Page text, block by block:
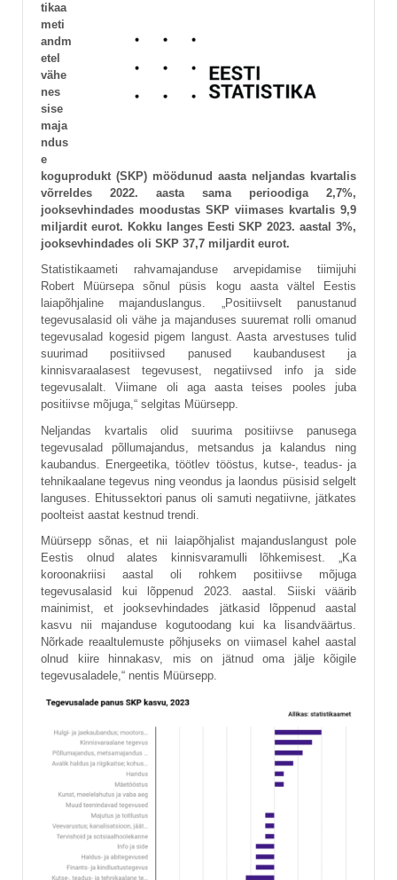
tikaa
meti
andm
etel
vähe
nes
sise
maja
ndus
e
koguprodukt (SKP) möödunud aasta neljandas kvartalis
võrreldes 2022. aasta sama perioodiga 2,7%,
jooksevhindades moodustas SKP viimases kvartalis 9,9
miljardit eurot. Kokku langes Eesti SKP 2023. aastal 3%,
jooksevhindades oli SKP 37,7 miljardit eurot.
Statistikaameti rahvamajanduse arvepidamise tiimijuhi
Robert Müürsepa sõnul püsis kogu aasta vältel Eestis
laiapõhjaline majanduslangus. „Positiivselt panustanud
tegevusalasid oli vähe ja majanduses suuremat rolli omanud
tegevusalad kogesid pigem langust. Aasta arvestuses tulid
suurimad positiivsed panused kaubandusest ja
kinnisvaraalasest tegevusest, negatiivsed info ja side
tegevusalalt. Viimane oli aga aasta teises pooles juba
positiivse mõjuga,“ selgitas Müürsepp.
Neljandas kvartalis olid suurima positiivse panusega
tegevusalad põllumajandus, metsandus ja kalandus ning
kaubandus. Energeetika, töötlev tööstus, kutse-, teadus- ja
tehnikaalane tegevus ning veondus ja laondus püsisid selgelt
languses. Ehitussektori panus oli samuti negatiivne, jätkates
poolteist aastat kestnud trendi.
Müürsepp sõnas, et nii laiapõhjalist majanduslangust pole
Eestis olnud alates kinnisvaramulli lõhkemisest. „Ka
koroonakriisi aastal oli rohkem positiivse mõjuga
tegevusalasid kui lõppenud 2023. aastal. Siiski väärib
mainimist, et jooksevhindades jätkasid lõppenud aastal
kasvu nii majanduse kogutoodang kui ka lisandväärtus.
Nõrkade reaaltulemuste põhjuseks on viimasel kahel aastal
olnud kiire hinnakasv, mis on jätnud oma jälje kõigile
tegevusaladele,“ nentis Müürsepp.